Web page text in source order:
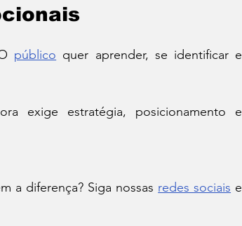
público quer aprender, se identificar e
exige estratégia, posicionamento e
a diferença? Siga nossas redes sociais e